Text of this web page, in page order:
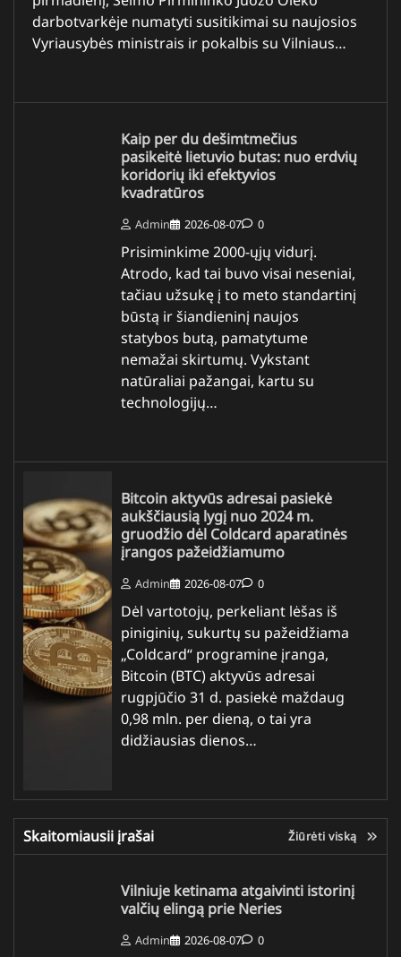
darbotvarkėje numatyti susitikimai su naujosios
Vyriausybės ministrais ir pokalbis su Vilniaus…
Kaip per du dešimtmečius
pasikeitė lietuvio butas: nuo erdvių
koridorių iki efektyvios
kvadratūros
Admin 2026-08-07 0
Prisiminkime 2000-ųjų vidurį.
Atrodo, kad tai buvo visai neseniai,
tačiau užsukę į to meto standartinį
būstą ir šiandieninį naujos
statybos butą, pamatytume
nemažai skirtumų. Vykstant
natūraliai pažangai, kartu su
technologijų…
Bitcoin aktyvūs adresai pasiekė
aukščiausią lygį nuo 2024 m.
gruodžio dėl Coldcard aparatinės
įrangos pažeidžiamumo
Admin 2026-08-07 0
Dėl vartotojų, perkeliant lėšas iš
piniginių, sukurtų su pažeidžiama
„Coldcard“ programine įranga,
Bitcoin (BTC) aktyvūs adresai
rugpjūčio 31 d. pasiekė maždaug
0,98 mln. per dieną, o tai yra
didžiausias dienos…
Skaitomiausii įrašai Žiūrėti viską
Vilniuje ketinama atgaivinti istorinį
valčių elingą prie Neries
Admin 2026-08-07 0